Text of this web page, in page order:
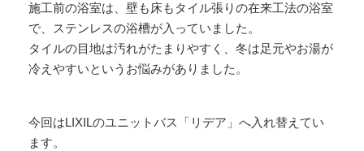
施工前の浴室は、壁も床もタイル張りの在来工法の浴室
で、ステンレスの浴槽が入っていました。
タイルの目地は汚れがたまりやすく、冬は足元やお湯が
冷えやすいというお悩みがありました。
今回はLIXILのユニットバス「リデア」へ入れ替えてい
ます。